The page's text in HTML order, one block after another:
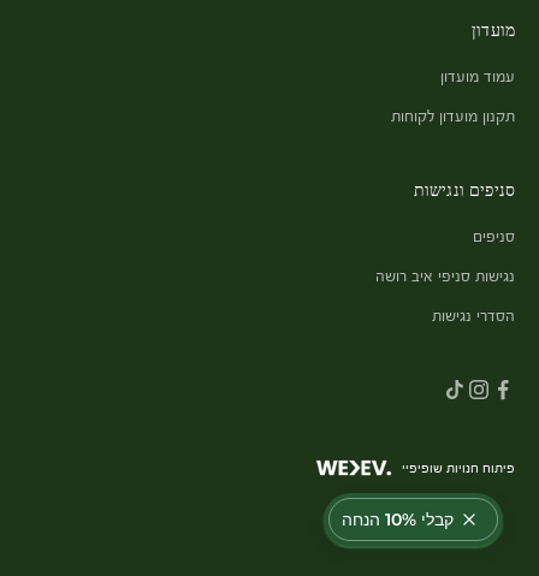
קבלי 10% הנחה
מועדון
עמוד מועדון
תקנון מועדון לקוחות
סניפים ונגישות
סניפים
נגישות סניפי איב רושה
הסדרי נגישות
פיתוח חנויות שופיפיי